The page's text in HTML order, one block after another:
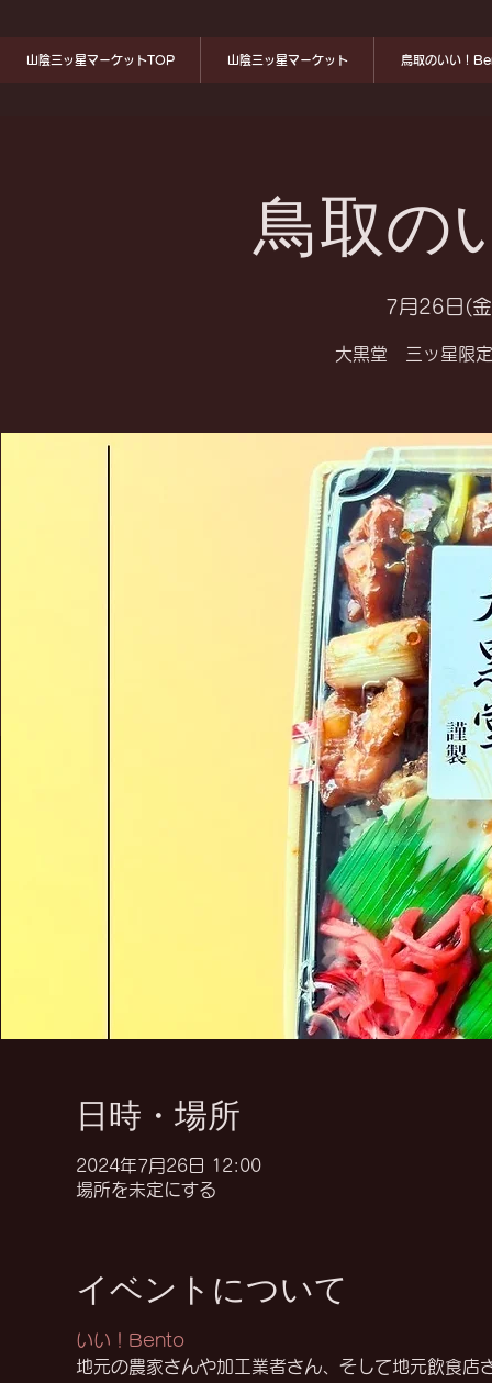
山陰三ッ星マーケットTOP 山陰三ッ星マーケット 鳥取のいい！
鳥取の
7月26日(
大黒堂 三ッ星限
日時・場所
2024年7月26日 12:00
場所を未定にする
イベントについて
いい！Bento
地元の農家さんや加工業者さん、そして地元飲食